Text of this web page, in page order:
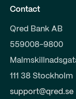
Contact
Qred Bank AB
559008-9800
111 38 Stockholm
support@qred.se